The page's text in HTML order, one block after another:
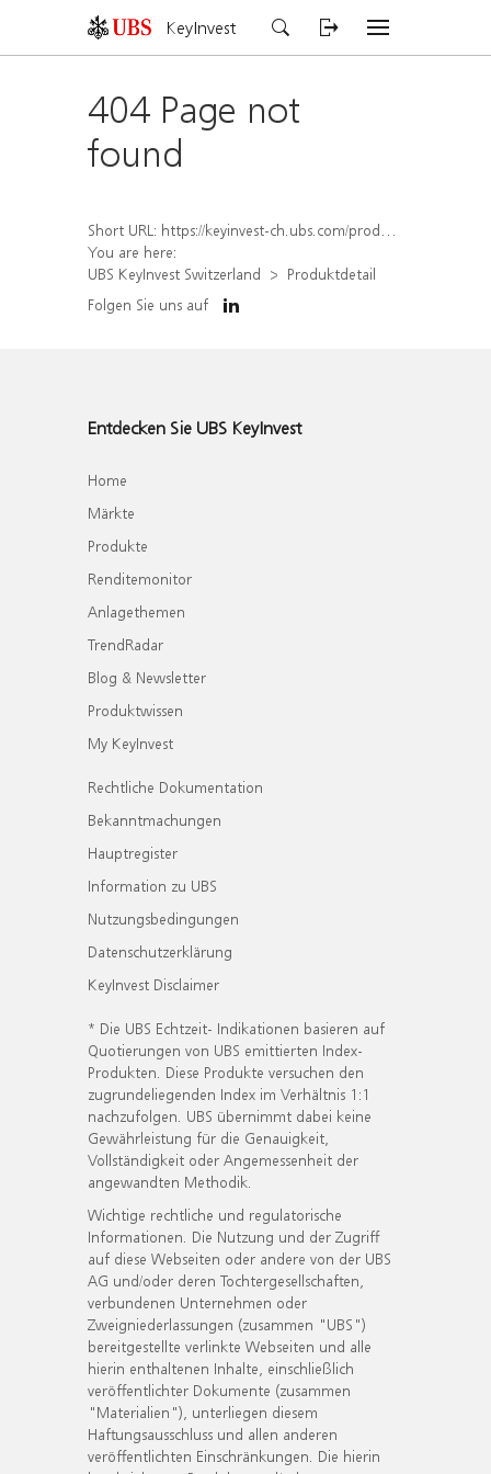
KeyInvest
404 Page not
found
Short URL: https://keyinvest-ch.ubs.com/produkt/detail/index/isin/CH1567425512
You are here:
UBS KeyInvest Switzerland
Produktdetail
Folgen Sie uns auf
Entdecken Sie UBS KeyInvest
Home
Märkte
Produkte
Renditemonitor
Anlagethemen
TrendRadar
Blog & Newsletter
Produktwissen
My KeyInvest
Rechtliche Dokumentation
Bekanntmachungen
Hauptregister
Information zu UBS
Nutzungsbedingungen
Datenschutzerklärung
KeyInvest Disclaimer
* Die UBS Echtzeit- Indikationen basieren auf
Quotierungen von UBS emittierten Index-
Produkten. Diese Produkte versuchen den
zugrundeliegenden Index im Verhältnis 1:1
nachzufolgen. UBS übernimmt dabei keine
Gewährleistung für die Genauigkeit,
Vollständigkeit oder Angemessenheit der
angewandten Methodik.
Wichtige rechtliche und regulatorische
Informationen. Die Nutzung und der Zugriff
auf diese Webseiten oder andere von der UBS
AG und/oder deren Tochtergesellschaften,
verbundenen Unternehmen oder
Zweigniederlassungen (zusammen "UBS")
bereitgestellte verlinkte Webseiten und alle
hierin enthaltenen Inhalte, einschließlich
veröffentlichter Dokumente (zusammen
"Materialien"), unterliegen diesem
Haftungsausschluss und allen anderen
veröffentlichten Einschränkungen. Die hierin